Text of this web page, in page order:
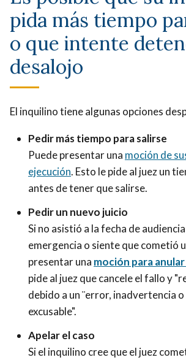
pida más tiempo
o que intente
desalojo
El inquilino tiene algunas opciones
Pedir más tiempo para salirse
Puede presentar una moción de
ejecución. Esto le pide al juez un
antes de tener que salirse.
Pedir un nuevo juicio
Si no asistió a la fecha de
emergencia o siente que cometió
presentar una moción para
pide al juez que cancele el fallo y
debido a un ¨error, inadvertencia
excusable".
Apelar el caso
Si el inquilino cree que el juez